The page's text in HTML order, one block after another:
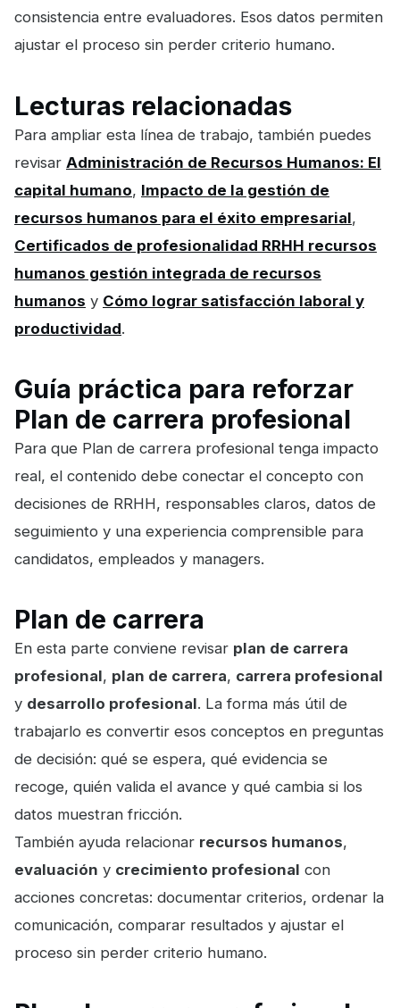
consistencia entre evaluadores. Esos datos permiten
ajustar el proceso sin perder criterio humano.
Lecturas relacionadas
Para ampliar esta línea de trabajo, también puedes
revisar Administración de Recursos Humanos: El
capital humano, Impacto de la gestión de
recursos humanos para el éxito empresarial,
Certificados de profesionalidad RRHH recursos
humanos gestión integrada de recursos
humanos y Cómo lograr satisfacción laboral y
productividad.
Guía práctica para reforzar
Plan de carrera profesional
Para que Plan de carrera profesional tenga impacto
real, el contenido debe conectar el concepto con
decisiones de RRHH, responsables claros, datos de
seguimiento y una experiencia comprensible para
candidatos, empleados y managers.
Plan de carrera
En esta parte conviene revisar plan de carrera
profesional, plan de carrera, carrera profesional
y desarrollo profesional. La forma más útil de
trabajarlo es convertir esos conceptos en preguntas
de decisión: qué se espera, qué evidencia se
recoge, quién valida el avance y qué cambia si los
datos muestran fricción.
También ayuda relacionar recursos humanos,
evaluación y crecimiento profesional con
acciones concretas: documentar criterios, ordenar la
comunicación, comparar resultados y ajustar el
proceso sin perder criterio humano.